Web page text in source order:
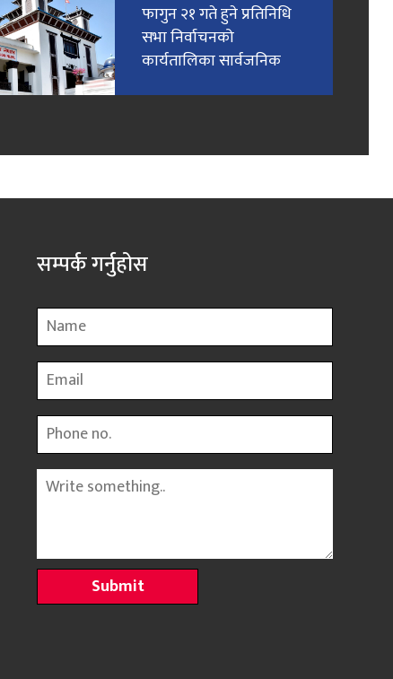
फागुन २१ गते हुने प्रतिनिधि
सभा निर्वाचनको
कार्यतालिका सार्वजनिक
सम्पर्क गर्नुहोस
Name
Email
Phone
Message